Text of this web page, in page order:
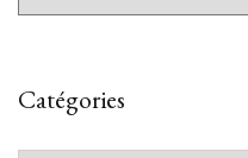
Catégories